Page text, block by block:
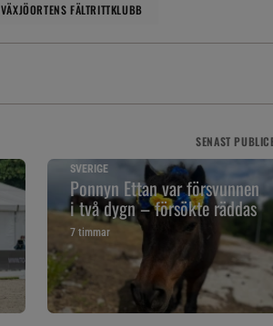
VÄXJÖORTENS FÄLTRITTKLUBB
SENAST
SVERIGE
Ponnyn Ettan var försvunnen
i två dygn – försökte räddas
7 timmar